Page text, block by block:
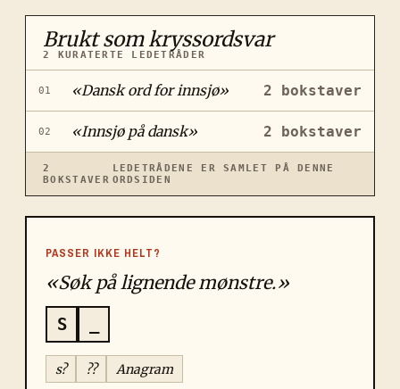
Brukt som kryssordsvar
2 KURATERTE LEDETRÅDER
01 «Dansk ord for innsjø» 2 bokstaver
02 «Innsjø på dansk» 2 bokstaver
2
BOKSTAVER
LEDETRÅDENE ER SAMLET PÅ DENNE
ORDSIDEN
PASSER IKKE HELT?
«Søk på lignende mønstre.»
S
s? ?? Anagram